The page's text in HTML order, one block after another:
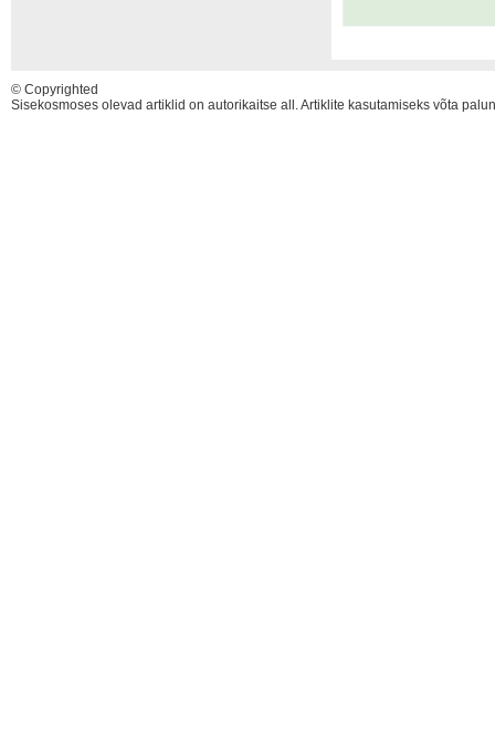
© Copyrighted
Sisekosmoses olevad artiklid on autorikaitse all. Artiklite kasutamiseks võta